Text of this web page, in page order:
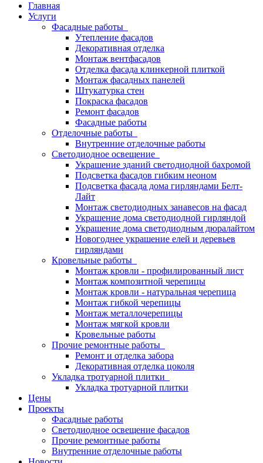
Главная
Услуги
Фасадные работы
Утепление фасадов
Декоративная отделка
Монтаж вентфасадов
Отделка фасада клинкерной плиткой
Монтаж фасадных панелей
Штукатурка стен
Покраска фасадов
Ремонт фасадов
Фасадные работы
Отделочные работы
Внутренние отделочные работы
Светодиодное освещение
Украшение зданий светодиодной бахромой
Подсветка фасадов гибким неоном
Подсветка фасада дома гирляндами Белт-
Лайт
Монтаж светодиодных занавесов на фасад
Украшение дома светодиодной гирляндой
Украшение дома светодиодным дюралайтом
Новогоднее украшение елей и деревьев
гирляндами
Кровельные работы
Монтаж кровли - профилированный лист
Монтаж композитной черепицы
Монтаж кровли - натуральная черепица
Монтаж гибкой черепицы
Монтаж металлочерепицы
Монтаж мягкой кровли
Кровельные работы
Прочие ремонтные работы
Ремонт и отделка забора
Декоративная отделка цоколя
Укладка тротуарной плитки
Укладка тротуарной плитки
Цены
Проекты
Фасадные работы
Светодиодное освещение фасадов
Прочие ремонтные работы
Внутренние отделочные работы